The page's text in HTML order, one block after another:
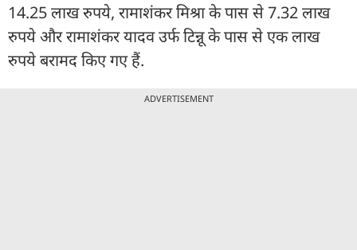
14.25 लाख रुपये, रामाशंकर मिश्रा के पास से 7.32 लाख
रुपये और रामाशंकर यादव उर्फ टिन्नू के पास से एक लाख
रुपये बरामद किए गए हैं.
ADVERTISEMENT